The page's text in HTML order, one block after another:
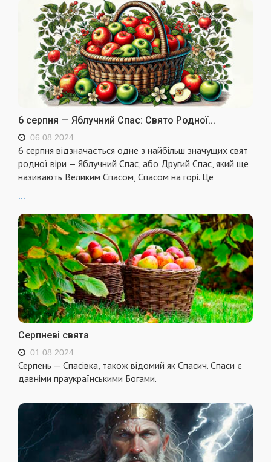
6 серпня — Яблучний Спас: Свято Родної...
06.08.2024
6 серпня відзначається одне з найбільш значущих свят
родної віри — Яблучний Спас, або Другий Спас, який ще
називають Великим Спасом, Спасом на горі. Це
Серпневі свята
01.08.2024
Серпень — Спасівка, також відомий як Спасич. Спаси є
давніми праукраїнськими Богами.